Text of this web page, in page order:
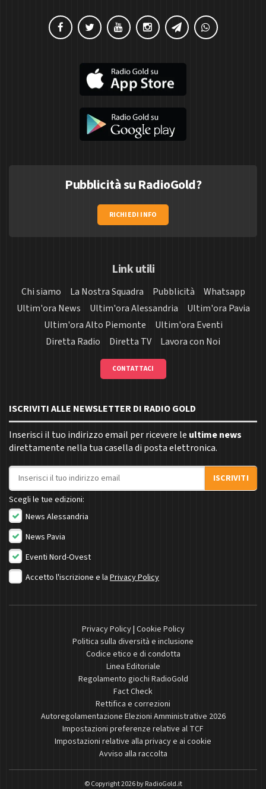
Pubblicità su RadioGold?
RICHIEDI INFO
Link utili
Chi siamo La Nostra Squadra Pubblicità
Whatsapp
Ultim'ora News
Ultim'ora Alessandria
Ultim'ora Pavia
Ultim'ora Alto Piemonte
Ultim'ora Eventi
Diretta Radio
Diretta TV Lavora con Noi
CONTATTACI
ISCRIVITI ALLE NEWSLETTER DI RADIO GOLD
Inserisci il tuo indirizzo email per ricevere le ultime news
direttamente nella tua casella di posta elettronica.
Indirizzo email
ISCRIVITI
Scegli le tue edizioni:
News Alessandria
News Pavia
Eventi Nord-Ovest
Accetto l'iscrizione e la Privacy Policy
Privacy Policy| Cookie Policy
Politica sulla diversità e inclusione
Codice etico e di condotta
Linea Editoriale
Regolamento giochi RadioGold
Fact Check
Rettifica e correzioni
Autoregolamentazione Elezioni Amministrative 2026
Impostazioni preferenze relative al TCF
Impostazioni relative alla privacy e ai cookie
Avviso alla raccolta
© Copyright 2026 byRadioGold.it